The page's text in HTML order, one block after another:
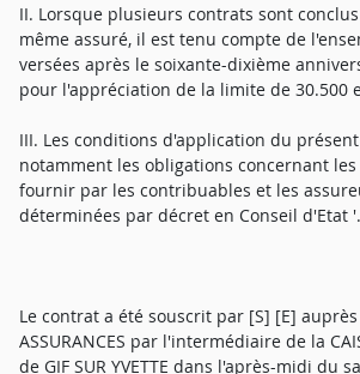
II. Lorsque plusieurs contrats sont
même assuré, il est tenu compte de
versées après le soixante-dixième
pour l'appréciation de la limite de 30.500
III. Les conditions d'application du
notamment les obligations concernant
fournir par les contribuables et les
déterminées par décret en Conseil d'Etat '.
Le contrat a été souscrit par [S] [E] auprès
ASSURANCES par l'intermédiaire de la
de GIF SUR YVETTE dans l'après-midi du